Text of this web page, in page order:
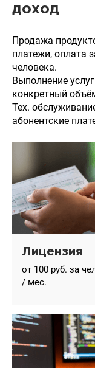
доход
Продажа
платежи, оплата
человека.
Выполнение
конкретный
Тех.
абонентские
Лицензия
от 100 руб. за
/ мес.